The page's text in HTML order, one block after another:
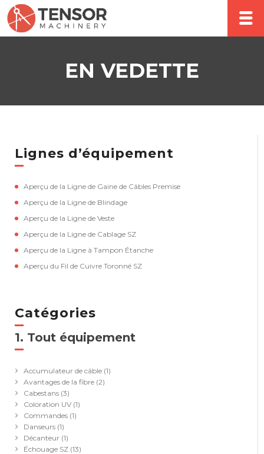
EN VEDETTE
Lignes d’équipement
Aperçu de la Ligne de Gaine de Câbles Premise
Aperçu de la Ligne de Blindage
Aperçu de la Ligne de Veste
Aperçu de la Ligne de Cablage SZ
Aperçu de la Ligne à Tampon Étanche
Aperçu du Fil de Cuivre Toronné SZ
Catégories
1. Tout équipement
Accumulateur de câble (1)
Avantages de la fibre (2)
Cabestans (3)
Coloration UV (1)
Commandes (1)
Danseurs (1)
Décanteur (1)
Échouage SZ (13)